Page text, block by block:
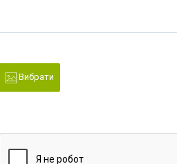
Вибрати